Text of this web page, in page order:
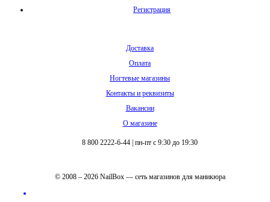
Регистрация
Доставка
Оплата
Ногтевые магазины
Контакты и реквизиты
Вакансии
О магазине
8 800 2222-6-44 пн-пт с 9:30 до 19:30
© 2008 – 2026 NailBox — сеть магазинов для маникюра